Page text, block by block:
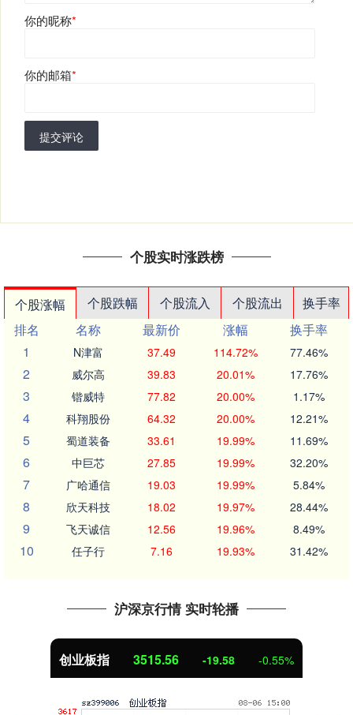
你的昵称*
你的邮箱*
提交评论
个股实时涨跌榜
个股涨幅 个股跌幅 个股流入 个股流出
换手率
排名
名称 最新价 涨幅
换手率
1
N津富 37.49 114.72% 77.46%
2 威尔高 39.83 20.01% 17.76%
3 锴威特 77.82 20.00% 1.17%
4 科翔股份 64.32 20.00% 12.21%
5 蜀道装备 33.61 19.99% 11.69%
6 中巨芯 27.85 19.99% 32.20%
7 广哈通信 19.03 19.99% 5.84%
8 欣天科技 18.02 19.97% 28.44%
9 飞天诚信 12.56 19.96% 8.49%
10 任子行 7.16 19.93% 31.42%
沪深京行情 实时轮播
创业板指 3515.56 -19.58 -0.55%